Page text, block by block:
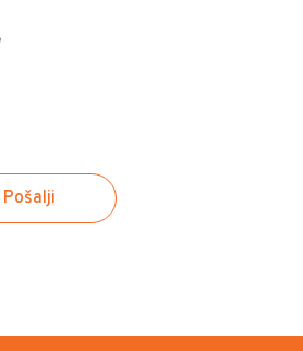
Pošalji